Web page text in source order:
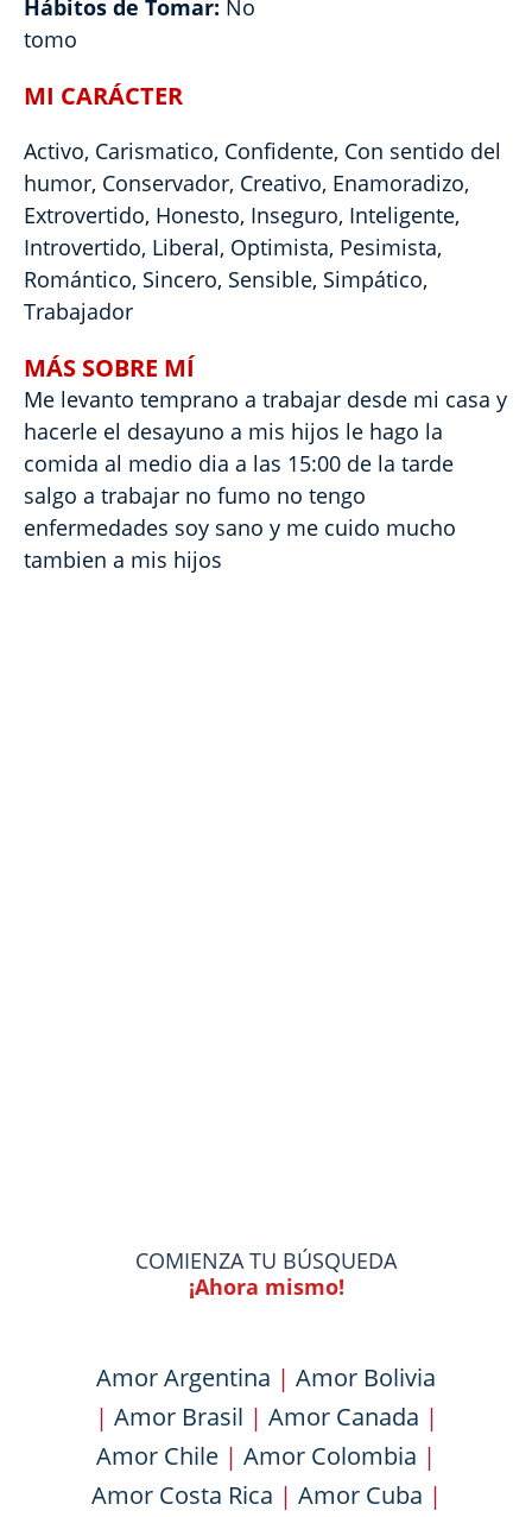
Hábitos de Tomar: No
tomo
MI CARÁCTER
Activo, Carismatico, Confidente, Con sentido del
humor, Conservador, Creativo, Enamoradizo,
Extrovertido, Honesto, Inseguro, Inteligente,
Introvertido, Liberal, Optimista, Pesimista,
Romántico, Sincero, Sensible, Simpático,
Trabajador
MÁS SOBRE MÍ
Me levanto temprano a trabajar desde mi casa y
hacerle el desayuno a mis hijos le hago la
comida al medio dia a las 15:00 de la tarde
salgo a trabajar no fumo no tengo
enfermedades soy sano y me cuido mucho
tambien a mis hijos
COMIENZA TU BÚSQUEDA
¡Ahora mismo!
Amor Argentina | Amor Bolivia
| Amor Brasil | Amor Canada |
Amor Chile | Amor Colombia |
Amor Costa Rica | Amor Cuba |